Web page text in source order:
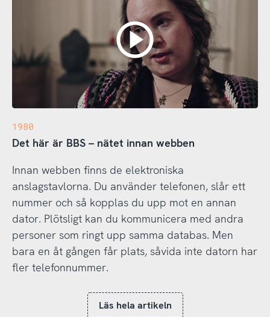
1980
Det här är BBS – nätet innan webben
Innan webben finns de elektroniska
anslagstavlorna. Du använder telefonen, slår ett
nummer och så kopplas du upp mot en annan
dator. Plötsligt kan du kommunicera med andra
personer som ringt upp samma databas. Men
bara en åt gången får plats, såvida inte datorn har
fler telefonnummer.
Läs hela artikeln